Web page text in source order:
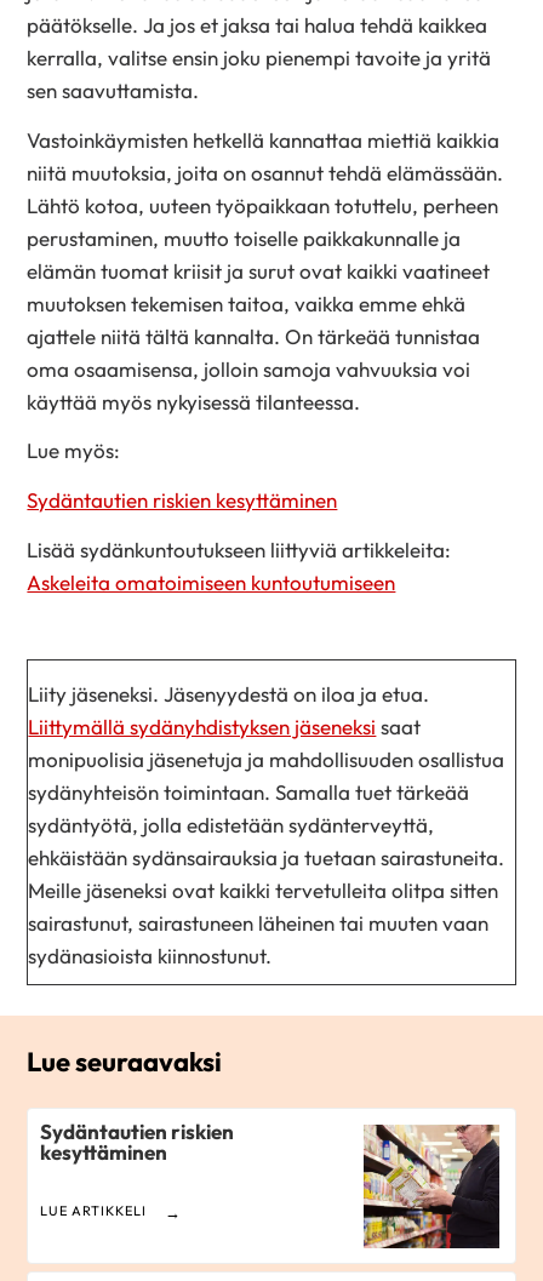
päätökselle. Ja jos et jaksa tai halua tehdä kaikkea
kerralla, valitse ensin joku pienempi tavoite ja yritä
sen saavuttamista.
Vastoinkäymisten hetkellä kannattaa miettiä kaikkia
niitä muutoksia, joita on osannut tehdä elämässään.
Lähtö kotoa, uuteen työpaikkaan totuttelu, perheen
perustaminen, muutto toiselle paikkakunnalle ja
elämän tuomat kriisit ja surut ovat kaikki vaatineet
muutoksen tekemisen taitoa, vaikka emme ehkä
ajattele niitä tältä kannalta. On tärkeää tunnistaa
oma osaamisensa, jolloin samoja vahvuuksia voi
käyttää myös nykyisessä tilanteessa.
Lue myös:
Sydäntautien riskien kesyttäminen
Lisää sydänkuntoutukseen liittyviä artikkeleita:
Askeleita omatoimiseen kuntoutumiseen
Liity jäseneksi. Jäsenyydestä on iloa ja etua.
Liittymällä sydänyhdistyksen jäseneksi saat
monipuolisia jäsenetuja ja mahdollisuuden osallistua
sydänyhteisön toimintaan. Samalla tuet tärkeää
sydäntyötä, jolla edistetään sydänterveyttä,
ehkäistään sydänsairauksia ja tuetaan sairastuneita.
Meille jäseneksi ovat kaikki tervetulleita olitpa sitten
sairastunut, sairastuneen läheinen tai muuten vaan
sydänasioista kiinnostunut.
Lue seuraavaksi
Sydäntautien riskien
kesyttäminen
LUE ARTIKKELI